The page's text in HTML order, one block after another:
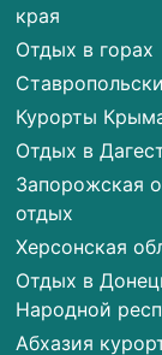
края
Отдых в горах
Курорты
Отдых в
Запорожская
отдых
Херсонская
Отдых в
Народной
Абхазия